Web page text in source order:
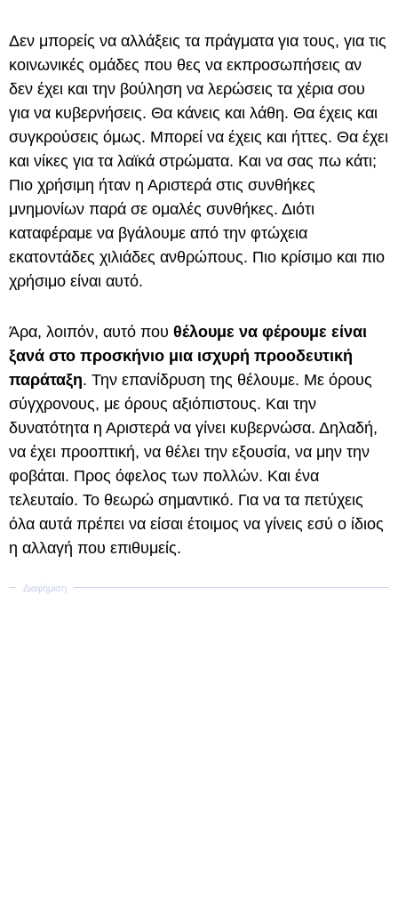
Δεν μπορείς να αλλάξεις τα πράγματα για τους, για τις
κοινωνικές ομάδες που θες να εκπροσωπήσεις αν
δεν έχει και την βούληση να λερώσεις τα χέρια σου
για να κυβερνήσεις. Θα κάνεις και λάθη. Θα έχεις και
συγκρούσεις όμως. Μπορεί να έχεις και ήττες. Θα έχει
και νίκες για τα λαϊκά στρώματα. Και να σας πω κάτι;
Πιο χρήσιμη ήταν η Αριστερά στις συνθήκες
μνημονίων παρά σε ομαλές συνθήκες. Διότι
καταφέραμε να βγάλουμε από την φτώχεια
εκατοντάδες χιλιάδες ανθρώπους. Πιο κρίσιμο και πιο
χρήσιμο είναι αυτό.
Άρα, λοιπόν, αυτό που θέλουμε να φέρουμε είναι
ξανά στο προσκήνιο μια ισχυρή προοδευτική
παράταξη. Την επανίδρυση της θέλουμε. Με όρους
σύγχρονους, με όρους αξιόπιστους. Και την
δυνατότητα η Αριστερά να γίνει κυβερνώσα. Δηλαδή,
να έχει προοπτική, να θέλει την εξουσία, να μην την
φοβάται. Προς όφελος των πολλών. Και ένα
τελευταίο. Το θεωρώ σημαντικό. Για να τα πετύχεις
όλα αυτά πρέπει να είσαι έτοιμος να γίνεις εσύ ο ίδιος
η αλλαγή που επιθυμείς.